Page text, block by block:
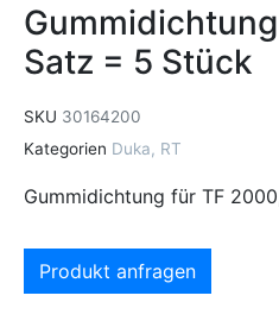
Satz = 5 Stück
SKU 30164200
Kategorien Duka, RT
Gummidichtung für TF
Produkt anfragen